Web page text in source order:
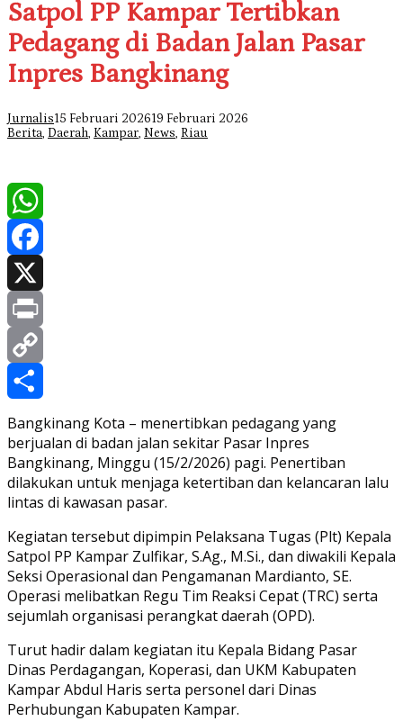
Satpol PP Kampar Tertibkan
Pedagang di Badan Jalan Pasar
Inpres Bangkinang
Jurnalis15 Februari 202619 Februari 2026
Berita, Daerah, Kampar, News, Riau
WhatsApp
Facebook
X
Print
Copy
Link
Share
Bangkinang Kota – menertibkan pedagang yang
berjualan di badan jalan sekitar Pasar Inpres
Bangkinang, Minggu (15/2/2026) pagi. Penertiban
dilakukan untuk menjaga ketertiban dan kelancaran lalu
lintas di kawasan pasar.
Kegiatan tersebut dipimpin Pelaksana Tugas (Plt) Kepala
Satpol PP Kampar Zulfikar, S.Ag., M.Si., dan diwakili Kepala
Seksi Operasional dan Pengamanan Mardianto, SE.
Operasi melibatkan Regu Tim Reaksi Cepat (TRC) serta
sejumlah organisasi perangkat daerah (OPD).
Turut hadir dalam kegiatan itu Kepala Bidang Pasar
Dinas Perdagangan, Koperasi, dan UKM Kabupaten
Kampar Abdul Haris serta personel dari Dinas
Perhubungan Kabupaten Kampar.